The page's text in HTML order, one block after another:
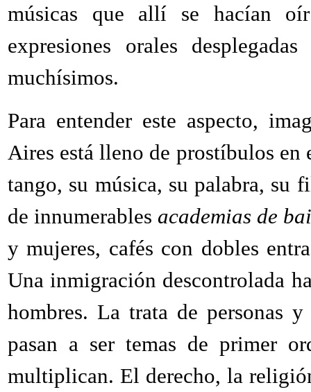
músicas que allí se hacían
expresiones orales
muchísimos.
Para entender este aspecto,
Aires está lleno de prostíbulos en
tango, su música, su palabra, su
de innumerables academias de
y mujeres, cafés con dobles
Una inmigración descontrolada
hombres. La trata de personas
pasan a ser temas de primer
multiplican. El derecho, la